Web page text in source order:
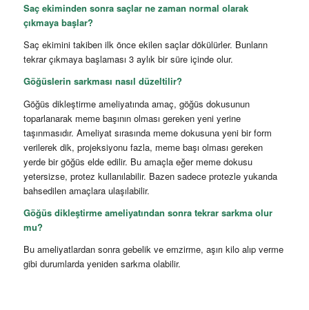
Saç ekiminden sonra saçlar ne zaman normal olarak
çıkmaya başlar?
Saç ekimini takiben ilk önce ekilen saçlar dökülürler. Bunların
tekrar çıkmaya başlaması 3 aylık bir süre içinde olur.
Göğüslerin sarkması nasıl düzeltilir?
Göğüs dikleştirme ameliyatında amaç, göğüs dokusunun
toparlanarak meme başının olması gereken yeni yerine
taşınmasıdır. Ameliyat sırasında meme dokusuna yeni bir form
verilerek dik, projeksiyonu fazla, meme başı olması gereken
yerde bir göğüs elde edilir. Bu amaçla eğer meme dokusu
yetersizse, protez kullanılabilir. Bazen sadece protezle yukarıda
bahsedilen amaçlara ulaşılabilir.
Göğüs dikleştirme ameliyatından sonra tekrar sarkma olur
mu?
Bu ameliyatlardan sonra gebelik ve emzirme, aşırı kilo alıp verme
gibi durumlarda yeniden sarkma olabilir.